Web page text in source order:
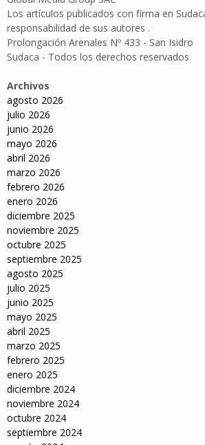
Los artículos publicados con firma en
responsabilidad de sus autores .
Prolongación Arenales Nº 433 - San Isidro
Sudaca - Todos los derechos reservados
Archivos
agosto 2026
julio 2026
junio 2026
mayo 2026
abril 2026
marzo 2026
febrero 2026
enero 2026
diciembre 2025
noviembre 2025
octubre 2025
septiembre 2025
agosto 2025
julio 2025
junio 2025
mayo 2025
abril 2025
marzo 2025
febrero 2025
enero 2025
diciembre 2024
noviembre 2024
octubre 2024
septiembre 2024